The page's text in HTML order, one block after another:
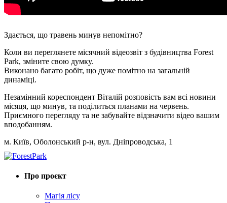
Здається, що травень минув непомітно?
Коли ви переглянете місячний відеозвіт з будівництва Forest
Park, зміните свою думку.
Виконано багато робіт, що дуже помітно на загальній
динаміці.
Незамінний кореспондент Віталій розповість вам всі новини
місяця, що минув, та поділиться планами на червень.
Приємного перегляду та не забувайте відзначити відео вашим
вподобанням.
м. Київ, Оболонський р-н, вул. Дніпроводська, 1
Про проєкт
Магія лісу